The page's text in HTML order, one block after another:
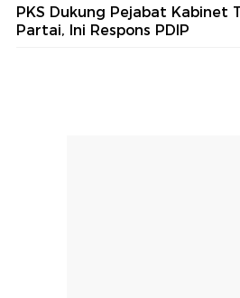
PKS Dukung Pejabat Kabinet
Partai, Ini Respons PDIP